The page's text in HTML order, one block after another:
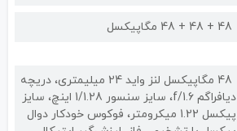
48 + 48 + 48 مگاپیکسل
48 مگاپیکسل لنز واید 24 میلیمتری، دریچه
دیافراگم f/1.6، سایز سنسور 1/1.28 اینچ، سایز
پیکسل 1.22 میکرومتر، فوکوس خودکار دوال